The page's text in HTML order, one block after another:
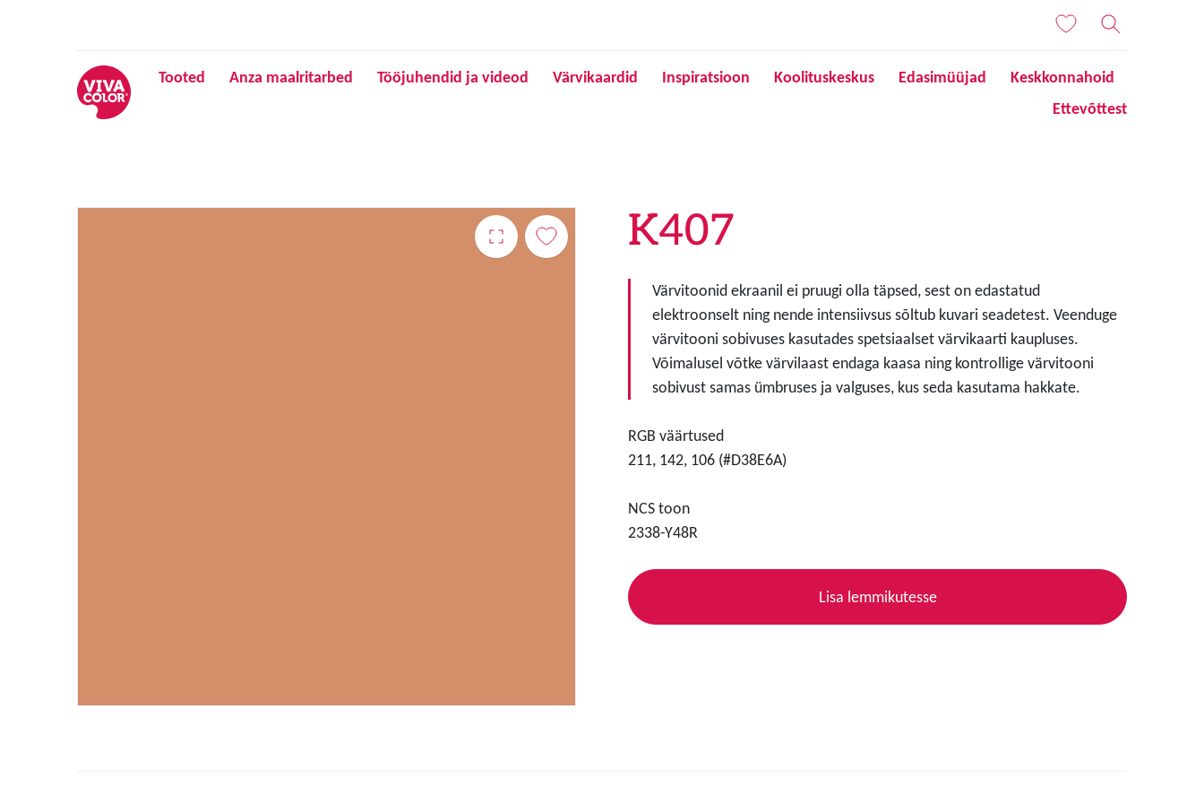
Tooted Anza maalritarbed Tööjuhendid ja videod Värvikaardid Inspiratsioon Koolituskeskus Edasimüüjad
Keskkonnahoid
Ettevõttest
K407
Värvitoonid ekraanil ei pruugi olla täpsed, sest on edastatud
elektroonselt ning nende intensiivsus sõltub kuvari seadetest. Veenduge
värvitooni sobivuses kasutades spetsiaalset värvikaarti kaupluses.
Võimalusel võtke värvilaast endaga kaasa ning kontrollige värvitooni
sobivust samas ümbruses ja valguses, kus seda kasutama hakkate.
RGB väärtused
211, 142, 106 (#D38E6A)
NCS toon
2338-Y48R
Lisa lemmikutesse